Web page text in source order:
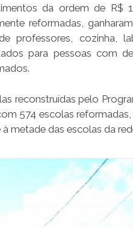
da ordem de R$
reformadas,
professores, cozinha,
para pessoas com
reconstruídas pelo
574 escolas
metade das escolas da